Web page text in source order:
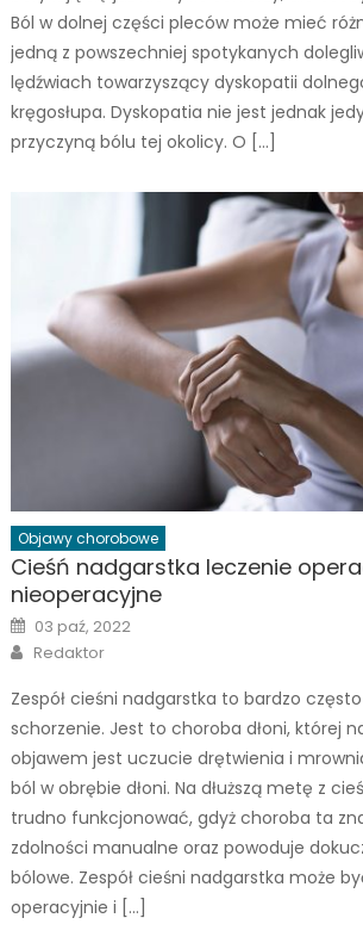
Ból w dolnej części pleców może mieć
jedną z powszechniej spotykanych
lędźwiach towarzyszący dyskopatii
kręgosłupa. Dyskopatia nie jest jednak
przyczyną bólu tej okolicy. O […]
Objawy chorobowe
Cieśń nadgarstka leczenie
nieoperacyjne
Posted
on
03 paź, 2022
Author
Redaktor
Zespół cieśni nadgarstka to bardzo
schorzenie. Jest to choroba dłoni, której
objawem jest uczucie drętwienia i
ból w obrębie dłoni. Na dłuższą metę z
trudno funkcjonować, gdyż choroba ta
zdolności manualne oraz powoduje
bólowe. Zespół cieśni nadgarstka może
operacyjnie i […]